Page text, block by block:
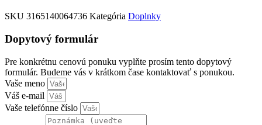
SKU 3165140064736 Kategória Doplnky
Dopytový formulár
Pre konkrétnu cenovú ponuku vyplňte prosím tento dopytový
formulár. Budeme vás v krátkom čase kontaktovať s ponukou.
Vaše meno
Váš e-mail
Vaše telefónne číslo